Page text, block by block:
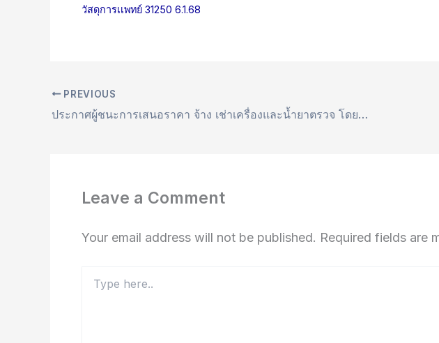
วัสดุการเเพทย์ 31250 6.1.68
PREVIOUS
ประกาศผู้ชนะการเสนอราคา จ้าง เช่าเครื่องและน้ำยาตรวจ โดยวิธีเฉพาะเจาะจง
Leave a Comment
Your email address will not be published. Required fields are
here..